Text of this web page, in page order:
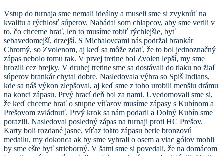
Vstup do turnaja sme nemali ideálny a museli sme si zvyknúť na
kvalitu a rýchlosť súperov. Nabádal som chlapcov, aby sme verili v
to, čo chceme hrať, len to musíme robiť rýchlejšie, byť
sebavedomejší, drzejší. S Michalovcami nás podržal brankár
Chromý, so Zvolenom, aj keď sa môže zdať, že to bol jednoznačný
zápas nebolo tomu tak. V prvej tretine bol Zvolen lepší, my sme
hrozili cez brejky. V druhej tretine sme sa dostávali do tlaku no žiaľ
súperov brankár chytal dobre. Nasledovala výhra so Spiš Indians,
kde sa náš výkon zlepšoval, aj keď sme z toho urobili menšiu drámu
na konci zápasu. Prvý hrací deň bol za nami. Uvedomovali sme si,
že keď chceme hrať o stupne víťazov musíme zápasy s Kubínom a
Prešovom zvládnuť. Prvý krok sa nám podaril a Dolný Kubín sme
porazili. Nasledoval posledný zápas na turnaji proti HC Prešov.
Karty boli rozdané jasne, víťaz tohto zápasu berie bronzovú
medailu, my dokonca ak by sme vyhrali o osem a viac gólov mohli
by sme ešte byť strieborný. V šatni sme si povedali, že na domácom